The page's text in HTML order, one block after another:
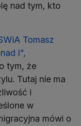
nad tym, kto
Tomasz
i",
tym, że
Tutaj nie ma
i
w
mówi o